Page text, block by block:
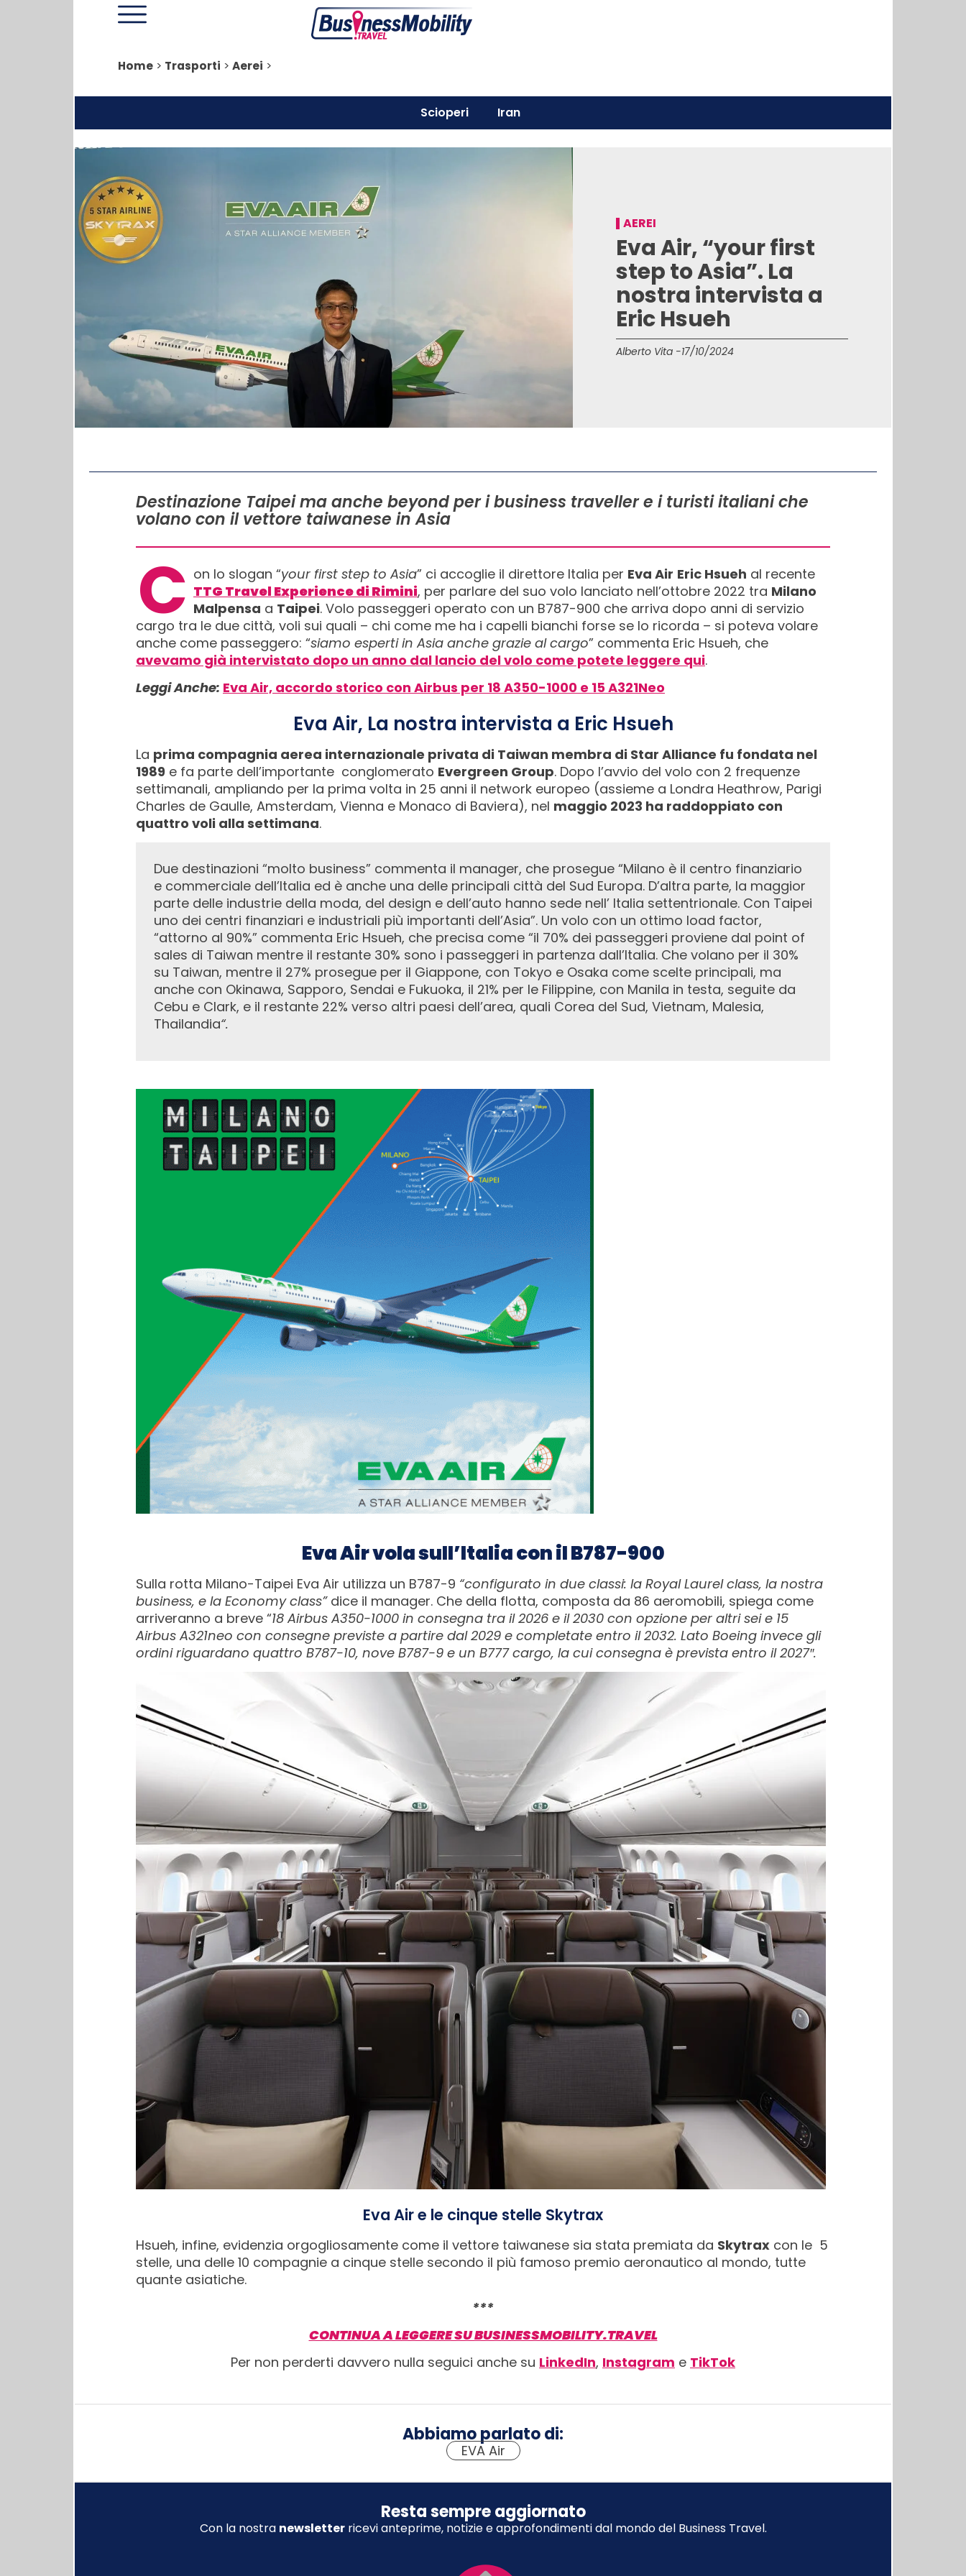
Home > Trasporti > Aerei >
Scioperi Iran
AEREI
Eva Air, “your first
step to Asia”. La
nostra intervista a
Eric Hsueh
Alberto Vita -17/10/2024
Destinazione Taipei ma anche beyond per i business traveller e i turisti italiani che
volano con il vettore taiwanese in Asia
C on lo slogan “your first step to Asia” ci accoglie il direttore Italia per Eva Air Eric Hsueh al recente
TTG Travel Experience di Rimini, per parlare del suo volo lanciato nell’ottobre 2022 tra Milano
Malpensa a Taipei. Volo passeggeri operato con un B787-900 che arriva dopo anni di servizio
cargo tra le due città, voli sui quali – chi come me ha i capelli bianchi forse se lo ricorda – si poteva volare
anche come passeggero: “siamo esperti in Asia anche grazie al cargo” commenta Eric Hsueh, che
avevamo già intervistato dopo un anno dal lancio del volo come potete leggere qui.
Leggi Anche: Eva Air, accordo storico con Airbus per 18 A350-1000 e 15 A321Neo
Eva Air, La nostra intervista a Eric Hsueh
La prima compagnia aerea internazionale privata di Taiwan membra di Star Alliance fu fondata nel
1989 e fa parte dell’importante conglomerato Evergreen Group. Dopo l’avvio del volo con 2 frequenze
settimanali, ampliando per la prima volta in 25 anni il network europeo (assieme a Londra Heathrow, Parigi
Charles de Gaulle, Amsterdam, Vienna e Monaco di Baviera), nel maggio 2023 ha raddoppiato con
quattro voli alla settimana.
Due destinazioni “molto business” commenta il manager, che prosegue “Milano è il centro finanziario
e commerciale dell’Italia ed è anche una delle principali città del Sud Europa. D’altra parte, la maggior
parte delle industrie della moda, del design e dell’auto hanno sede nell’ Italia settentrionale. Con Taipei
uno dei centri finanziari e industriali più importanti dell’Asia”. Un volo con un ottimo load factor,
“attorno al 90%” commenta Eric Hsueh, che precisa come “il 70% dei passeggeri proviene dal point of
sales di Taiwan mentre il restante 30% sono i passeggeri in partenza dall’Italia. Che volano per il 30%
su Taiwan, mentre il 27% prosegue per il Giappone, con Tokyo e Osaka come scelte principali, ma
anche con Okinawa, Sapporo, Sendai e Fukuoka, il 21% per le Filippine, con Manila in testa, seguite da
Cebu e Clark, e il restante 22% verso altri paesi dell’area, quali Corea del Sud, Vietnam, Malesia,
Thailandia“.
Eva Air vola sull’Italia con il B787-900
Sulla rotta Milano-Taipei Eva Air utilizza un B787-9 “configurato in due classi: la Royal Laurel class, la nostra
business, e la Economy class” dice il manager. Che della flotta, composta da 86 aeromobili, spiega come
arriveranno a breve “18 Airbus A350-1000 in consegna tra il 2026 e il 2030 con opzione per altri sei e 15
Airbus A321neo con consegne previste a partire dal 2029 e completate entro il 2032. Lato Boeing invece gli
ordini riguardano quattro B787-10, nove B787-9 e un B777 cargo, la cui consegna è prevista entro il 2027″.
Eva Air e le cinque stelle Skytrax
Hsueh, infine, evidenzia orgogliosamente come il vettore taiwanese sia stata premiata da Skytrax con le 5
stelle, una delle 10 compagnie a cinque stelle secondo il più famoso premio aeronautico al mondo, tutte
quante asiatiche.
***
CONTINUA A LEGGERE SU BUSINESSMOBILITY.TRAVEL
Per non perderti davvero nulla seguici anche su LinkedIn, Instagram e TikTok
Abbiamo parlato di:
EVA Air
Resta sempre aggiornato
Con la nostra newsletterricevi anteprime, notizie e approfondimenti dal mondo del Business Travel.